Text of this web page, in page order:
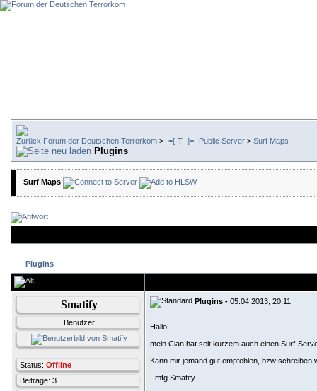
Forum der Deutschen Terrorkom > -=[-T--]=- Public Server > Surf Maps
Plugins
Surf Maps
Plugins
Smatify
Benutzer
Status: Offline
Beiträge: 3
Plugins - 05.04.2013, 20:11
Hallo,
mein Clan hat seit kurzem auch einen Surf-
Kann mir jemand gut empfehlen, bzw schreiben
- mfg Smatify